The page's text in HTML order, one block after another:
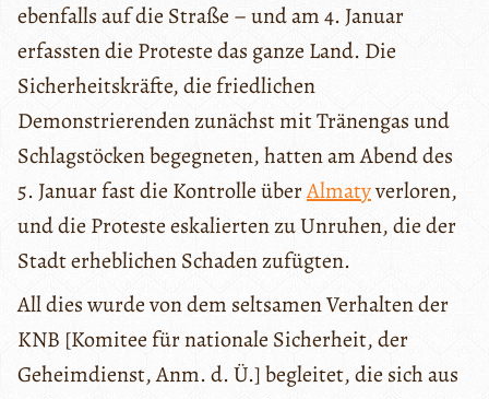
ebenfalls auf die Straße – und am 4. Januar
erfassten die Proteste das ganze Land. Die
Sicherheitskräfte, die friedlichen
Demonstrierenden zunächst mit Tränengas und
Schlagstöcken begegneten, hatten am Abend des
5. Januar fast die Kontrolle überAlmatyverloren,
und die Proteste eskalierten zu Unruhen, die der
Stadt erheblichen Schaden zufügten.
All dies wurde von dem seltsamen Verhalten der
KNB [Komitee für nationale Sicherheit, der
Geheimdienst, Anm. d. Ü.] begleitet, die sich aus